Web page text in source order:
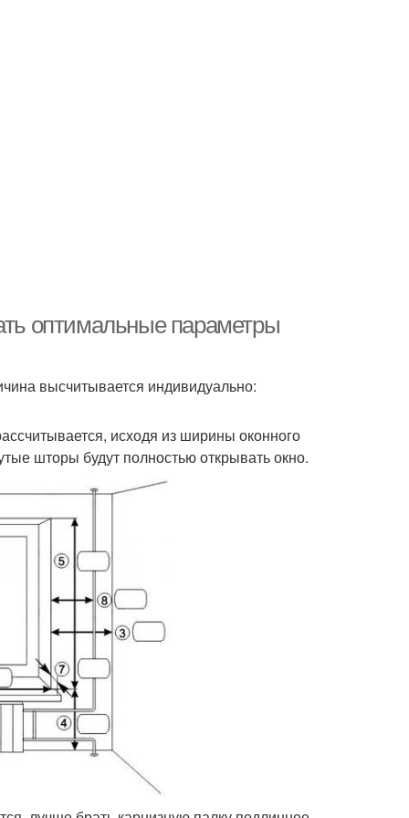
оптимальные параметры
высчитывается индивидуально:
исходя из ширины оконного
шторы будут полностью открывать окно.